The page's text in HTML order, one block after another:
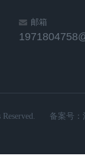
邮箱
备案号：